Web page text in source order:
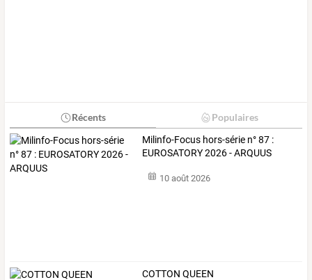
Récents Populaires
Milinfo-Focus hors-série n° 87 :
EUROSATORY 2026 - ARQUUS ​
10 août 2026
COTTON QUEEN